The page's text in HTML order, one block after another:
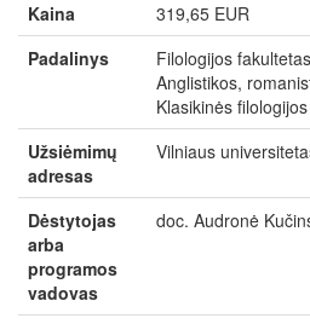
Kaina
319,65 EUR
Padalinys
Filologijos fakultetas
Anglistikos,
Klasikinės
Užsiėmimų
adresas
Vilniaus
Dėstytojas
arba
programos
vadovas
doc. Audronė